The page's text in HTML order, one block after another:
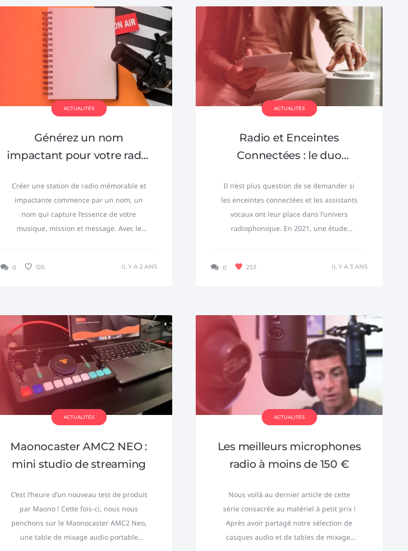
ACTUALITÉS
Générez un nom
impactant pour votre radio
Créer une station de radio mémorable et
impactante commence par un nom, un
nom qui capture l’essence de votre
musique, mission et message. Avec le
0 126 IL Y A 2 ANS
ACTUALITÉS
Radio et Enceintes
Connectées : le duo
Il n’est plus question de se demander si
les enceintes connectées et les assistants
vocaux ont leur place dans l’univers
radiophonique. En 2021, une étude
0 253 IL Y A 3 ANS
ACTUALITÉS
Maonocaster AMC2 NEO :
mini studio de streaming
C’est l’heure d’un nouveau test de produit
par Maono ! Cette fois-ci, nous nous
penchons sur le Maonocaster AMC2 Neo,
une table de mixage audio portable
ACTUALITÉS
Les meilleurs microphones
radio à moins de 150 €
Nous voilà au dernier article de cette
série consacrée au matériel à petit prix !
Après avoir partagé notre sélection de
casques audio et de tables de mixage,